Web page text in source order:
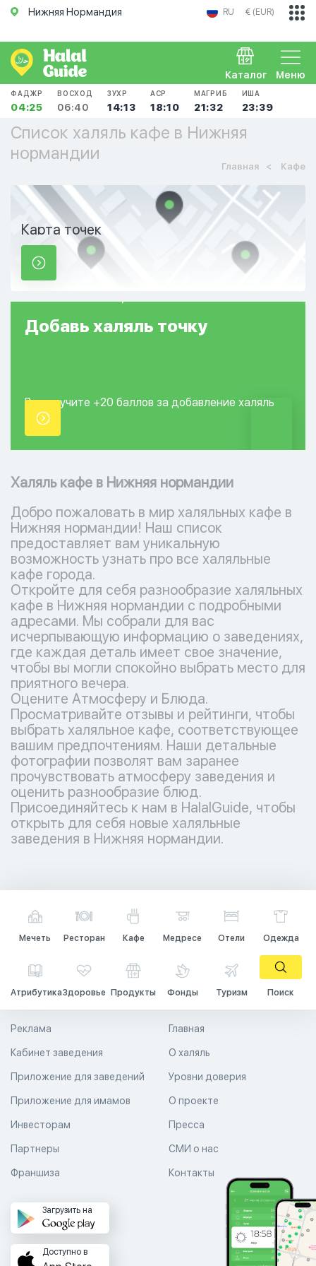
Нижняя Нормандия RU € (EUR)
Меню
Каталог
ФАДЖР
04:25
ВОСХОД
06:40
ЗУХР
14:13
АСР
18:10
МАГРИБ
21:32
ИША
23:39
Список халяль кафе в Нижняя
нормандии
Главная Кафе
Карта точек
Добавь халяль точку
Вы получите +20 баллов за добавление халяль
точки.
Халяль кафе в Нижняя нормандии
Добро пожаловать в мир халяльных кафе в
Нижняя нормандии! Наш список
предоставляет вам уникальную
возможность узнать про все халяльные
кафе города.
Откройте для себя разнообразие халяльных
кафе в Нижняя нормандии с подробными
адресами. Мы собрали для вас
исчерпывающую информацию о заведениях,
где каждая деталь имеет свое значение,
чтобы вы могли спокойно выбрать место для
приятного вечера.
Оцените Атмосферу и Блюда.
Просматривайте отзывы и рейтинги, чтобы
выбрать халяльное кафе, соответствующее
вашим предпочтениям. Наши детальные
фотографии позволят вам заранее
прочувствовать атмосферу заведения и
оценить разнообразие блюд.
Присоединяйтесь к нам в HalalGuide, чтобы
открыть для себя новые халяльные
заведения в Нижняя нормандии.
Мечеть Ресторан Кафе Медресе Отели Одежда
АтрибутикаЗдоровье Продукты Фонды Туризм Поиск
Главная
О халяль
Уровни доверия
Реклама
Кабинет заведения
Приложение для заведений
Приложение для имамов О проекте
Пресса
СМИ о нас
Контакты
Инвесторам
Партнеры
Франшиза
Загрузить на
Доступно в